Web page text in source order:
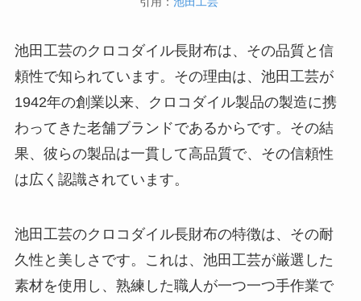
池田工芸のクロコダイル長財布は、その品質と信
頼性で知られています。その理由は、池田工芸が
1942年の創業以来、クロコダイル製品の製造に携
わってきた老舗ブランドであるからです。その結
果、彼らの製品は一貫して高品質で、その信頼性
は広く認識されています。
池田工芸のクロコダイル長財布の特徴は、その耐
久性と美しさです。これは、池田工芸が厳選した
素材を使用し、熟練した職人が一つ一つ手作業で